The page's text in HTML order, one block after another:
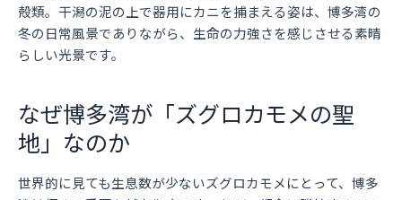
殻類。干潟の泥の上で器用にカニを捕まえる姿は、博多湾の
冬の日常風景でありながら、生命の力強さを感じさせる素晴
らしい光景です。
なぜ博多湾が「ズグロカモメの聖
地」なのか
世界的に見ても生息数が少ないズグロカモメにとって、博多